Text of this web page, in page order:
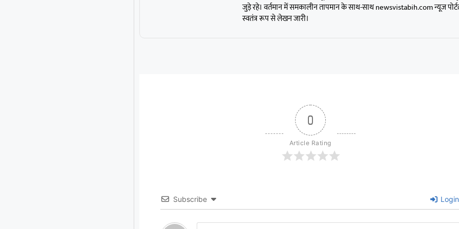
जुड़े रहे। वर्तमान में समकालीन तापमान के साथ-साथ newsvistabih.com न्यूज
स्वतंत्र रूप से लेखन जारी।
0
Article Rating
Subscribe Login